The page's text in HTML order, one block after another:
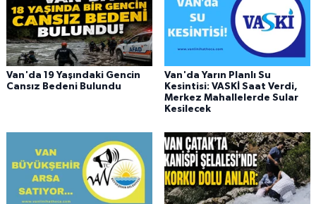
Van'da 19 Yaşındaki Gencin
Cansız Bedeni Bulundu
Van'da Yarın Planlı Su
Kesintisi: VASKİ Saat Verdi,
Merkez Mahallelerde Sular
Kesilecek